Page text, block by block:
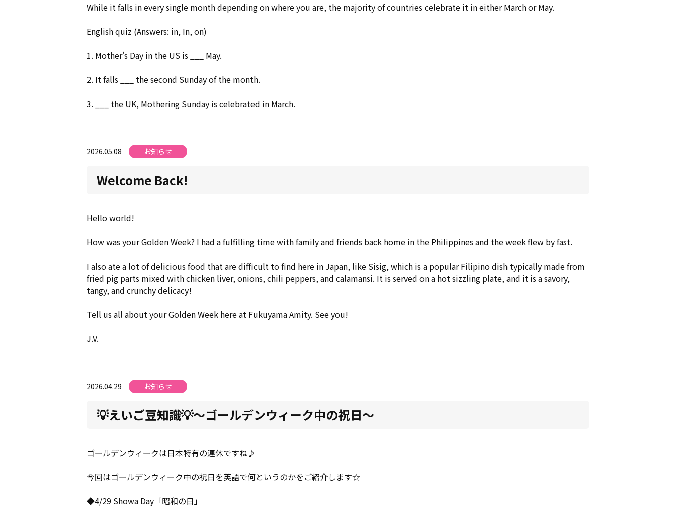
While it falls in every single month depending on where you are, the majority of countries celebrate it in either March or May.
English quiz (Answers: in, In, on)
1. Mother's Day in the US is ___ May.
2. It falls ___ the second Sunday of the month.
3. ___ the UK, Mothering Sunday is celebrated in March.
2026.05.08 お知らせ
Welcome Back!
Hello world!
How was your Golden Week? I had a fulfilling time with family and friends back home in the Philippines and the week flew by fast.
I also ate a lot of delicious food that are difficult to find here in Japan, like Sisig, which is a popular Filipino dish typically made from
fried pig parts mixed with chicken liver, onions, chili peppers, and calamansi. It is served on a hot sizzling plate, and it is a savory,
tangy, and crunchy delicacy!
Tell us all about your Golden Week here at Fukuyama Amity. See you!
J.V.
2026.04.29 お知らせ
💡えいご豆知識💡～ゴールデンウィーク中の祝日～
ゴールデンウィークは日本特有の連休ですね♪
今回はゴールデンウィーク中の祝日を英語で何というのかをご紹介します☆
◆4/29 Showa Day「昭和の日」